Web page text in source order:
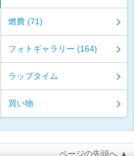
燃費 (71)
フォトギャラリー (164)
ラップタイム
買い物
ページの先頭へ ▲